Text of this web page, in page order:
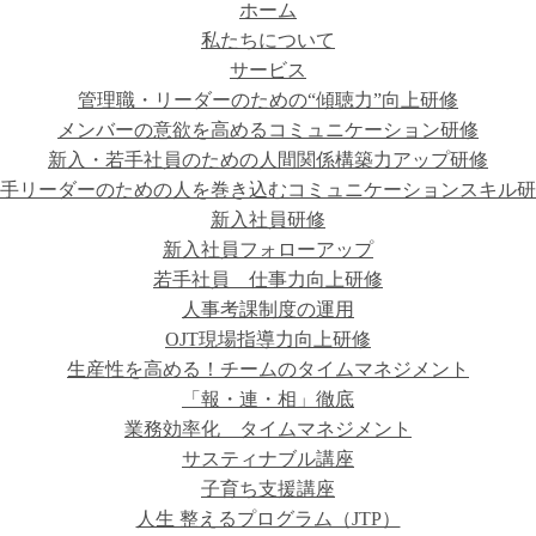
ホーム
私たちについて
サービス
管理職・リーダーのための“傾聴力”向上研修
メンバーの意欲を高めるコミュニケーション研修
新入・若手社員のための人間関係構築力アップ研修
リーダーのための人を巻き込むコミュニケーションスキル
新入社員研修
新入社員フォローアップ
若手社員 仕事力向上研修
人事考課制度の運用
OJT現場指導力向上研修
生産性を高める！チームのタイムマネジメント
「報・連・相」徹底
業務効率化 タイムマネジメント
サスティナブル講座
子育ち支援講座
人生 整えるプログラム（JTP）